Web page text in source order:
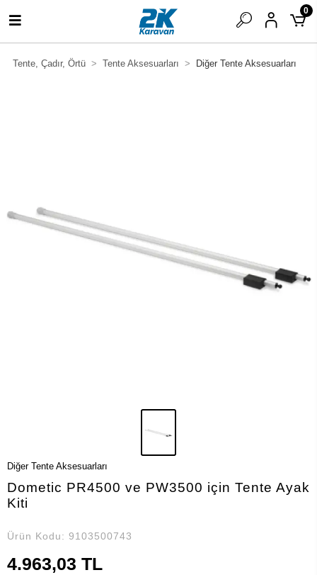
0
Tente, Çadır, Örtü Tente Aksesuarları Diğer Tente Aksesuarları
Diğer Tente Aksesuarları
Dometic PR4500 ve PW3500 için Tente Ayak
Kiti
Ürün Kodu: 9103500743
4.963,03 TL